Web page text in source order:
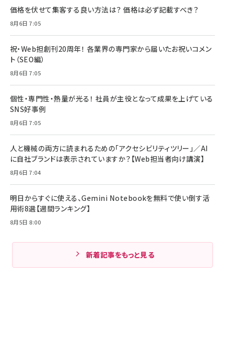
価格を伏せて集客する良い方法は？ 価格は必ず記載すべき？
8月6日 7:05
祝・Web担創刊20周年！ 各業界の専門家から届いたお祝いコメン
ト（SEO編）
8月6日 7:05
個性・専門性・熱量が光る！ 社員が主役となって成果を上げている
SNS好事例
8月6日 7:05
人と機械の両方に読まれるための「アクセシビリティツリー」／AI
に自社ブランドは表示されていますか？【Web担当者向け講演】
8月6日 7:04
明日からすぐに使える、Gemini Notebookを無料で使い倒す活
用術8選【週間ランキング】
8月5日 8:00
新着記事をもっと見る